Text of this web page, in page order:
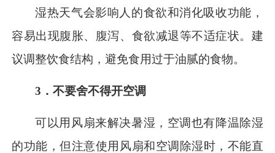
湿热天气会影响人的食欲和消化吸收功能，
容易出现腹胀、腹泻、食欲减退等不适症状。建
议调整饮食结构，避免食用过于油腻的食物。
3．不要舍不得开空调
可以用风扇来解决暑湿，空调也有降温除湿
的功能，但注意使用风扇和空调除湿时，不能直